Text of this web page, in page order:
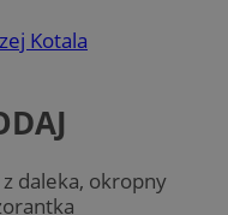
Kotala
daleka, okropny